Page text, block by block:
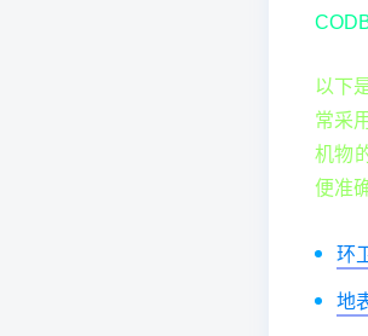
以下
常采
机物
便准
环
地